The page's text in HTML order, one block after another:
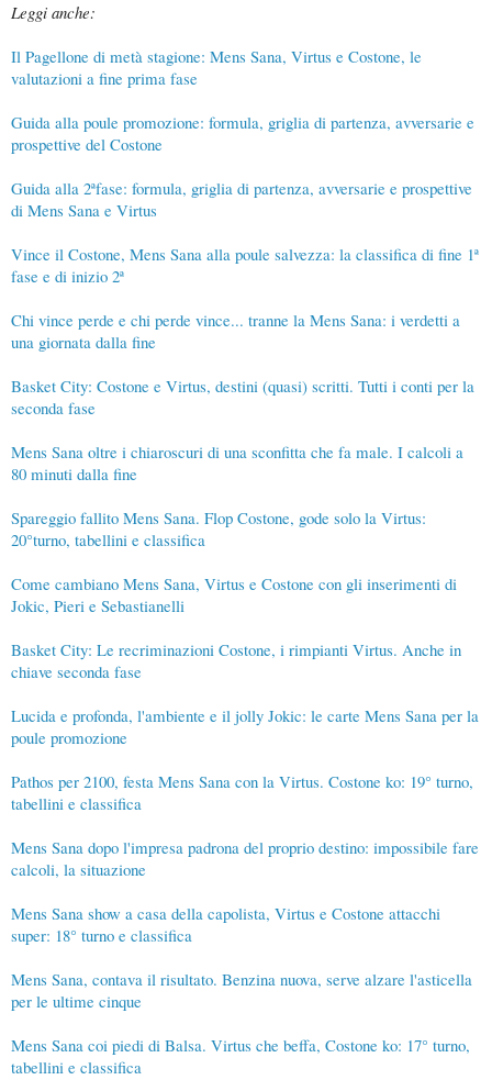
Leggi anche:
Il Pagellone di metà stagione: Mens Sana, Virtus e Costone, le
valutazioni a fine prima fase
Guida alla poule promozione: formula, griglia di partenza, avversarie e
prospettive del Costone
Guida alla 2ªfase: formula, griglia di partenza, avversarie e prospettive
di Mens Sana e Virtus
Vince il Costone, Mens Sana alla poule salvezza: la classifica di fine 1ª
fase e di inizio 2ª
Chi vince perde e chi perde vince... tranne la Mens Sana: i verdetti a
una giornata dalla fine
Basket City: Costone e Virtus, destini (quasi) scritti. Tutti i conti per la
seconda fase
Mens Sana oltre i chiaroscuri di una sconfitta che fa male. I calcoli a
80 minuti dalla fine
Spareggio fallito Mens Sana. Flop Costone, gode solo la Virtus:
20°turno, tabellini e classifica
Come cambiano Mens Sana, Virtus e Costone con gli inserimenti di
Jokic, Pieri e Sebastianelli
Basket City: Le recriminazioni Costone, i rimpianti Virtus. Anche in
chiave seconda fase
Lucida e profonda, l'ambiente e il jolly Jokic: le carte Mens Sana per la
poule promozione
Pathos per 2100, festa Mens Sana con la Virtus. Costone ko: 19° turno,
tabellini e classifica
Mens Sana dopo l'impresa padrona del proprio destino: impossibile fare
calcoli, la situazione
Mens Sana show a casa della capolista, Virtus e Costone attacchi
super: 18° turno e classifica
Mens Sana, contava il risultato. Benzina nuova, serve alzare l'asticella
per le ultime cinque
Mens Sana coi piedi di Balsa. Virtus che beffa, Costone ko: 17° turno,
tabellini e classifica